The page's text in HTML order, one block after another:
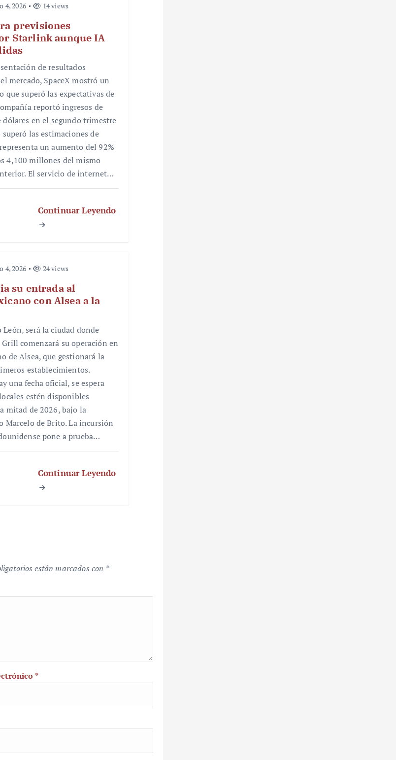
4, 2026 14 views
previsiones
Starlink aunque IA
de resultados
mercado, SpaceX mostró un
que superó las expectativas de
reportó ingresos de
dólares en el segundo trimestre
las estimaciones de
un aumento del 92%
4,100 millones del mismo
El servicio de internet…
Continuar Leyendo
4, 2026 24 views
su entrada al
con Alsea a la
será la ciudad donde
comenzará su operación en
de Alsea, que gestionará la
establecimientos.
una fecha oficial, se espera
estén disponibles
mitad de 2026, bajo la
Marcelo de Brito. La incursión
pone a prueba…
Continuar Leyendo
están marcados con *
*